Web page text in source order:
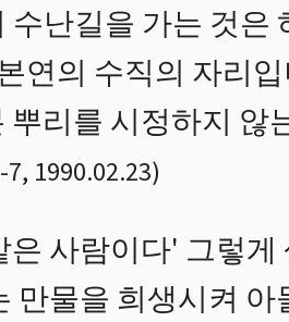
난길을 가는 것은
연의 수직의 자리
리를 시정하지 않
-7, 1990.02.23)
사람이다' 그렇
만물을 희생시켜